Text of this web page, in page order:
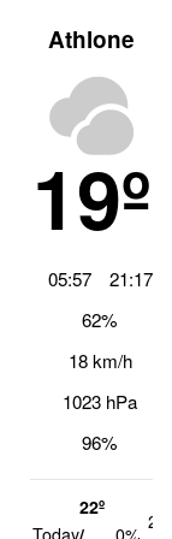
Athlone
19º
05:57
21:17
62%
18 km/h
1023 hPa
96%
22º
21